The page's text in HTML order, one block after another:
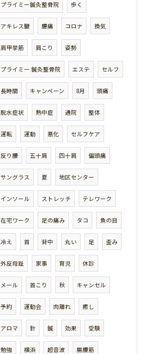
プライミー鍼灸整骨院 歩く
アキレス腱 腰痛 コロナ 換気
肩甲挙筋 肩こり 姿勢
プライミー 鍼灸整骨院 エステ セルフ
長時間 キャンペーン 8月 頭痛
脱水症状 熱中症 通院 整体
運転 運動 悪化 セルフケア
反り腰 五十肩 四十肩 偏頭痛
サングラス 夏 地区センター
インソール ストレッチ テレワーク
在宅ワーク 足の痛み タコ 魚の目
冷え 首 背中 丸い 足 歪み
外反母趾 家事 育児 休診
メール 首こり 秋 キャンセル
予約 運動会 肉離れ 癒し
アロマ 針 鍼 効果 受験
勉強 横浜 超音波 腸腰筋